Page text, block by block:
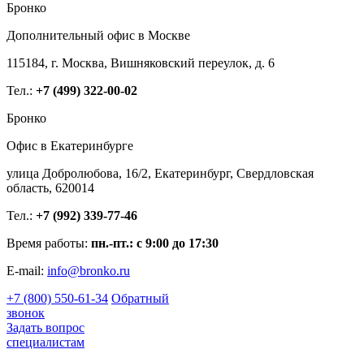
Бронко
Дополнительный офис в Москве
115184, г. Москва, Вишняковский переулок, д. 6
Тел.: +7 (499) 322-00-02
Бронко
Офис в Екатеринбурге
улица Добролюбова, 16/2, Екатеринбург, Свердловская
область, 620014
Тел.: +7 (992) 339-77-46
Время работы: пн.-пт.: с 9:00 до 17:30
E-mail: info@bronko.ru
+7 (800) 550-61-34 Обратный
звонок
Задать вопрос
специалистам